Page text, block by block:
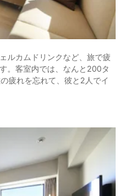
ルカムドリンクなど、旅で疲
。客室内では、なんと200タ
疲れを忘れて、彼と2人でイ